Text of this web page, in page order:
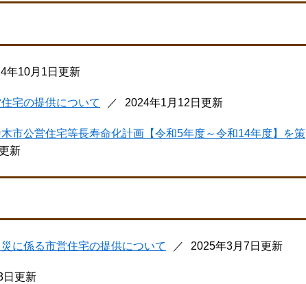
年10月1日更新
宅の提供について 2024年1月12日更新
市公営住宅等長寿命化計画【令和5年度～令和14年度】を策
新
に係る市営住宅の提供について 2025年3月7日更新
日更新